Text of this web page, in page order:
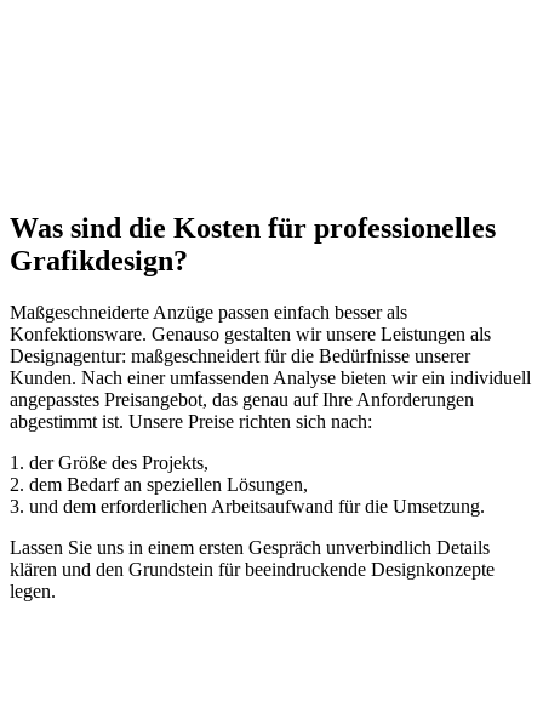
Was sind die Kosten für professionelles
Grafikdesign?
Maßgeschneiderte Anzüge passen einfach besser als
Konfektionsware. Genauso gestalten wir unsere Leistungen als
Designagentur: maßgeschneidert für die Bedürfnisse unserer
Kunden. Nach einer umfassenden Analyse bieten wir ein individuell
angepasstes Preisangebot, das genau auf Ihre Anforderungen
abgestimmt ist. Unsere Preise richten sich nach:
1. der Größe des Projekts,
2. dem Bedarf an speziellen Lösungen,
3. und dem erforderlichen Arbeitsaufwand für die Umsetzung.
Lassen Sie uns in einem ersten Gespräch unverbindlich Details
klären und den Grundstein für beeindruckende Designkonzepte
legen.